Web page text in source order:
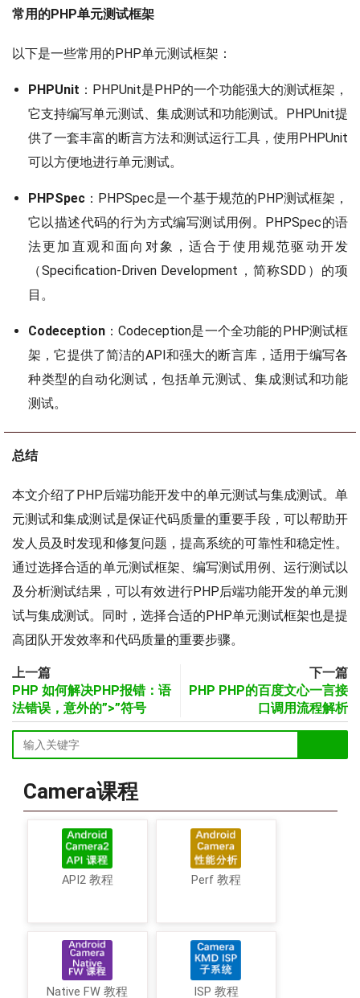
常用的PHP单元测试框架
以下是一些常用的PHP单元测试框架：
PHPUnit ：PHPUnit是PHP的一个功能强大的测试框架，
它支持编写单元测试、集成测试和功能测试。PHPUnit提
供了一套丰富的断言方法和测试运行工具，使用PHPUnit
可以方便地进行单元测试。
PHPSpec ：PHPSpec是一个基于规范的PHP测试框架，
它以描述代码的行为方式编写测试用例。PHPSpec的语
法更加直观和面向对象，适合于使用规范驱动开发
（Specification-Driven Development，简称SDD）的项
目。
Codeception ：Codeception是一个全功能的PHP测试框
架，它提供了简洁的API和强大的断言库，适用于编写各
种类型的自动化测试，包括单元测试、集成测试和功能
测试。
总结
本文介绍了PHP后端功能开发中的单元测试与集成测试。单
元测试和集成测试是保证代码质量的重要手段，可以帮助开
发人员及时发现和修复问题，提高系统的可靠性和稳定性。
通过选择合适的单元测试框架、编写测试用例、运行测试以
及分析测试结果，可以有效进行PHP后端功能开发的单元测
试与集成测试。同时，选择合适的PHP单元测试框架也是提
高团队开发效率和代码质量的重要步骤。
上一篇
PHP 如何解决PHP报错：语
法错误，意外的”>”符号
下一篇
PHP PHP的百度文心一言接
口调用流程解析
Camera课程
API2 教程 Perf 教程
Native FW 教程 ISP 教程